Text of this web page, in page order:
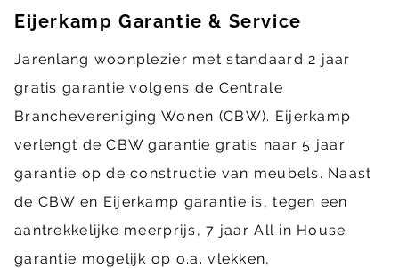
Eijerkamp Garantie & Service
Jarenlang woonplezier met standaard 2 jaar
gratis garantie volgens de Centrale
Branchevereniging Wonen (CBW). Eijerkamp
verlengt de CBW garantie gratis naar 5 jaar
garantie op de constructie van meubels. Naast
de CBW en Eijerkamp garantie is, tegen een
aantrekkelijke meerprijs, 7 jaar All in House
garantie mogelijk op o.a. vlekken,